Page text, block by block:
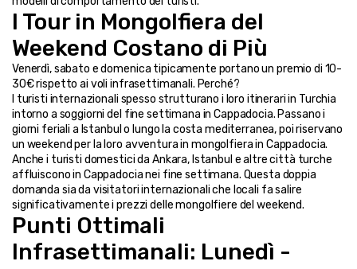
I Tour in Mongolfiera del
Weekend Costano di Più
Venerdì, sabato e domenica tipicamente portano un premio di 10-
30€ rispetto ai voli infrasettimanali. Perché?
I turisti internazionali spesso strutturano i loro itinerari in Turchia
intorno a soggiorni del fine settimana in Cappadocia. Passano i
giorni feriali a Istanbul o lungo la costa mediterranea, poi riservano
un weekend per la loro avventura in mongolfiera in Cappadocia.
Anche i turisti domestici da Ankara, Istanbul e altre città turche
affluiscono in Cappadocia nei fine settimana. Questa doppia
domanda sia da visitatori internazionali che locali fa salire
significativamente i prezzi delle mongolfiere del weekend.
Punti Ottimali
Infrasettimanali: Lunedì -